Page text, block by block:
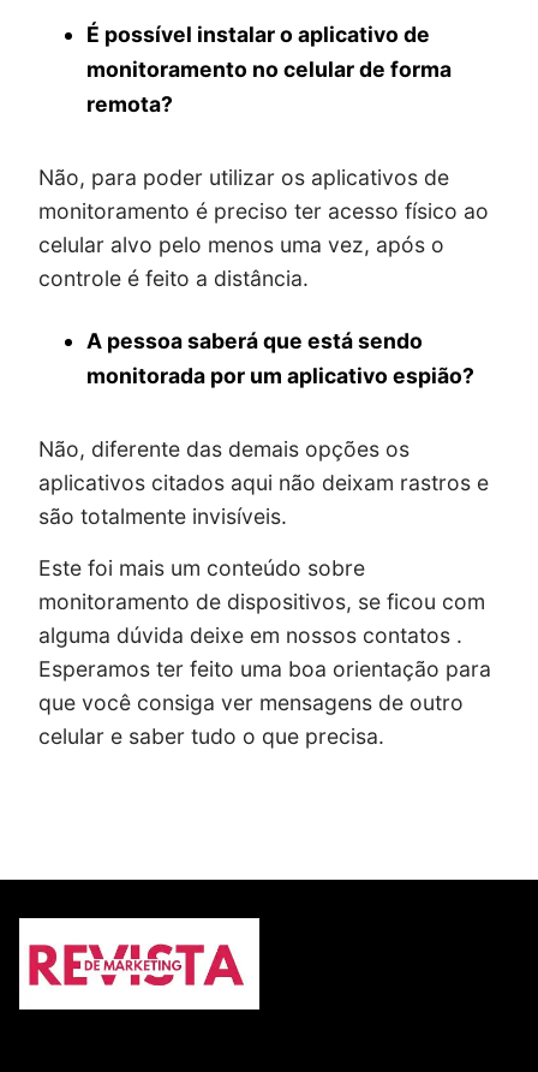
É possível instalar o aplicativo de
monitoramento no celular de forma
remota?
Não, para poder utilizar os aplicativos de
monitoramento é preciso ter acesso físico ao
celular alvo pelo menos uma vez, após o
controle é feito a distância.
A pessoa saberá que está sendo
monitorada por um aplicativo espião?
Não, diferente das demais opções os
aplicativos citados aqui não deixam rastros e
são totalmente invisíveis.
Este foi mais um conteúdo sobre
monitoramento de dispositivos, se ficou com
alguma dúvida deixe em nossos contatos .
Esperamos ter feito uma boa orientação para
que você consiga ver mensagens de outro
celular e saber tudo o que precisa.